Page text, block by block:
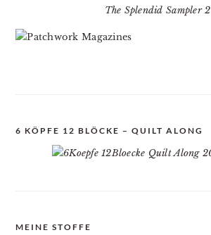
The Splendid Sampler 2
6 KÖPFE 12 BLÖCKE – QUILT ALONG
MEINE STOFFE